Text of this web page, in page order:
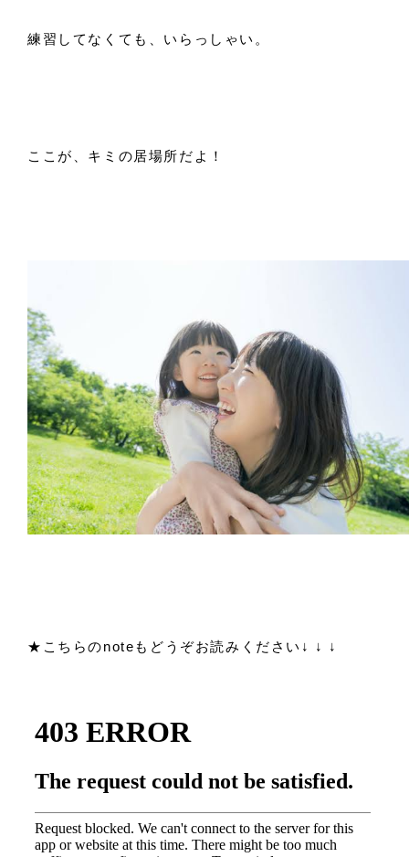
練習してなくても、いらっしゃい。
ここが、キミの居場所だよ！
★こちらのnoteもどうぞお読みください↓ ↓ ↓